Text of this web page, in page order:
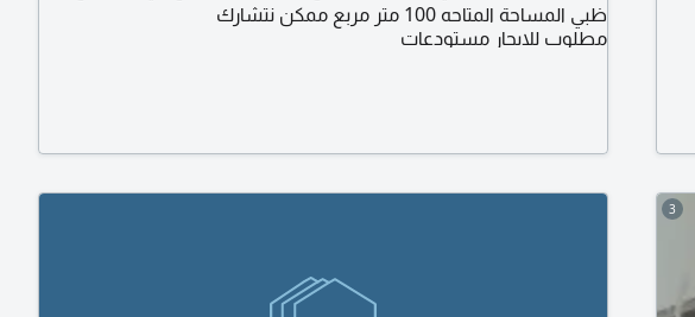
ظبي المساحة المتاحه 100 متر مربع ممكن نتشارك
مطلوب للايجار مستودعات
3